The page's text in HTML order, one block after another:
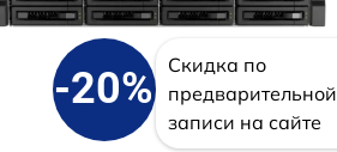
-20%
Скидка по
предварительной
записи на сайте